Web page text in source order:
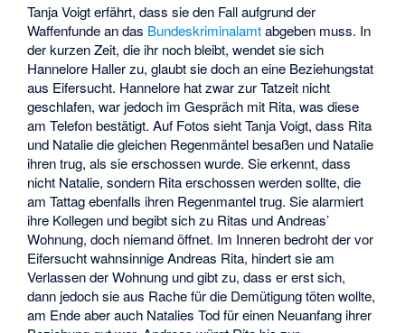
Tanja Voigt erfährt, dass sie den Fall aufgrund der
Waffenfunde an das Bundeskriminalamtabgeben muss. In
der kurzen Zeit, die ihr noch bleibt, wendet sie sich
Hannelore Haller zu, glaubt sie doch an eine Beziehungstat
aus Eifersucht. Hannelore hat zwar zur Tatzeit nicht
geschlafen, war jedoch im Gespräch mit Rita, was diese
am Telefon bestätigt. Auf Fotos sieht Tanja Voigt, dass Rita
und Natalie die gleichen Regenmäntel besaßen und Natalie
ihren trug, als sie erschossen wurde. Sie erkennt, dass
nicht Natalie, sondern Rita erschossen werden sollte, die
am Tattag ebenfalls ihren Regenmantel trug. Sie alarmiert
ihre Kollegen und begibt sich zu Ritas und Andreas’
Wohnung, doch niemand öffnet. Im Inneren bedroht der vor
Eifersucht wahnsinnige Andreas Rita, hindert sie am
Verlassen der Wohnung und gibt zu, dass er erst sich,
dann jedoch sie aus Rache für die Demütigung töten wollte,
am Ende aber auch Natalies Tod für einen Neuanfang ihrer